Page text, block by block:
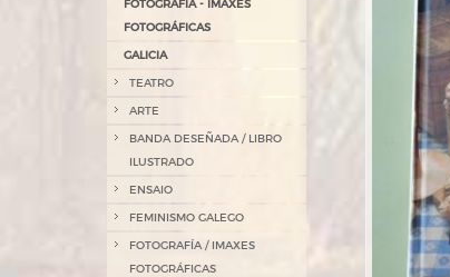
FOTOGRAFÍA - IMAXES
FOTOGRÁFICAS
GALICIA
TEATRO
ARTE
BANDA DESEÑADA / LIBRO
ILUSTRADO
ENSAIO
FEMINISMO GALEGO
FOTOGRAFÍA / IMAXES
FOTOGRÁFICAS